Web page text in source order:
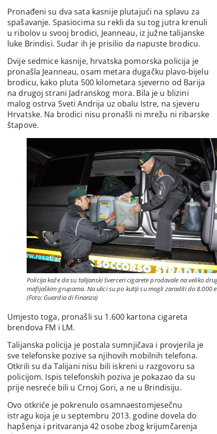
Pronađeni su dva sata kasnije plutajući na splavu za
spašavanje. Spasiocima su rekli da su tog jutra krenuli
u ribolov u svooj brodici, Jeanneau, iz južne talijanske
luke Brindisi. Sudar ih je prisilio da napuste brodicu.
Dvije sedmice kasnije, hrvatska pomorska policija je
pronašla Jeanneau, osam metara dugačku plavo-bijelu
brodicu, kako pluta 500 kilometara sjeverno od Barija
na drugoj strani Jadranskog mora. Bila je u blizini
malog ostrva Sveti Andrija uz obalu Istre, na sjeveru
Hrvatske. Na brodici nisu pronašli ni mrežu ni ribarske
štapove.
Policija kaže da su talijanski šverceri cigarete prodavale na veliko
mafijaškim grupama. Na ulici su po kutiji su mogli zaraditi do 8.000
(Foto: Guardia di Finanza)
Umjesto toga, pronašli su 1.600 kartona cigareta
brendova FM i LM.
Talijanska policija je postala sumnjičava i provjerila je
sve telefonske pozive sa njihovih mobilnih telefona.
Otkrili su da Talijani nisu bili iskreni u razgovoru sa
policijom. Ispis telefonskih poziva je pokazao da su
prije nesreće bili u Crnoj Gori, a ne u Brindisiju.
Ovo otkriće je pokrenulo osamnaestomjesečnu
istragu koja je u septembru 2013. godine dovela do
hapšenja i pritvaranja 42 osobe zbog krijumčarenja